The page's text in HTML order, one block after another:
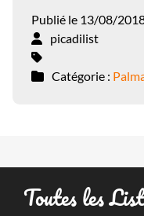
Publié le 13/08/
picadilist
Catégorie :
Toutes les